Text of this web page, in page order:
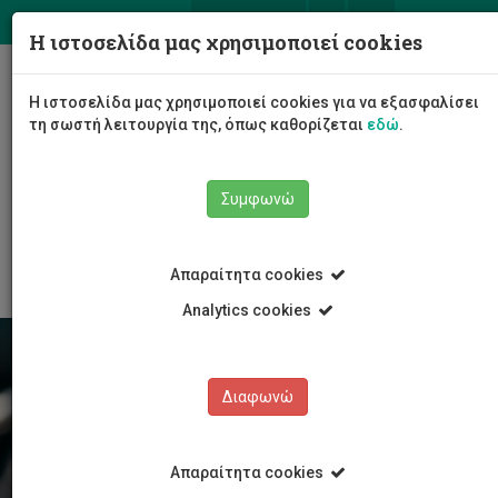
Σχολή Επικοινωνίας και Μέσων Ενημέρωσης
Η ιστοσελίδα μας χρησιμοποιεί cookies
Η ιστοσελίδα μας χρησιμοποιεί cookies για να εξασφαλίσει
τη σωστή λειτουργία της, όπως καθορίζεται εδώ.
Συμφωνώ
Απαραίτητα cookies
Analytics cookies
Διαφωνώ
Απαραίτητα cookies